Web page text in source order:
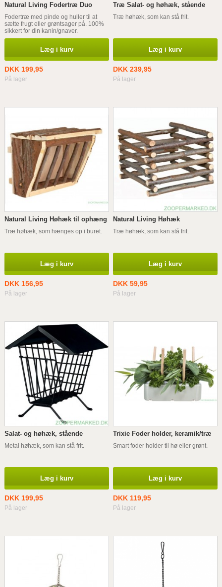
Natural Living Fodertræ Duo
Fodertræ med pinde og huller til at
sætte frugt eller grøntsager på. 100%
sikkert for din kanin/gnaver.
Læg i kurv
DKK 199,95
På lager
Træ Salat- og høhæk, stående
Træ høhæk, som kan stå frit.
Læg i kurv
DKK 239,95
På lager
Natural Living Høhæk til ophæng
Træ høhæk, som hænges op i buret.
Læg i kurv
DKK 156,95
På lager
Natural Living Høhæk
Træ høhæk, som kan stå frit.
Læg i kurv
DKK 59,95
På lager
Salat- og høhæk, stående
Metal høhæk, som kan stå frit.
Læg i kurv
DKK 199,95
På lager
Trixie Foder holder, keramik/træ
Smart foder holder til hø eller grønt.
Læg i kurv
DKK 119,95
På lager